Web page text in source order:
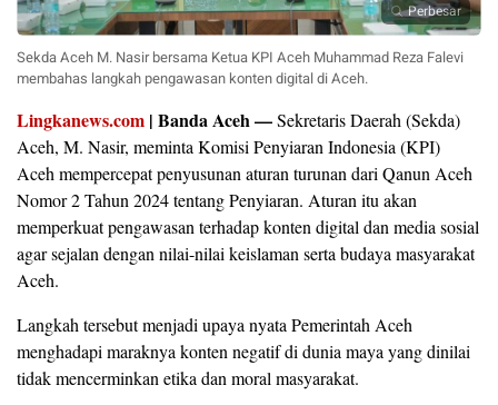
Perbesar
Sekda Aceh M. Nasir bersama Ketua KPI Aceh Muhammad Reza Falevi
membahas langkah pengawasan konten digital di Aceh.
Lingkanews.com | Banda Aceh —Sekretaris Daerah (Sekda)
Aceh, M. Nasir, meminta Komisi Penyiaran Indonesia (KPI)
Aceh mempercepat penyusunan aturan turunan dari Qanun Aceh
Nomor 2 Tahun 2024 tentang Penyiaran. Aturan itu akan
memperkuat pengawasan terhadap konten digital dan media sosial
agar sejalan dengan nilai-nilai keislaman serta budaya masyarakat
Aceh.
Langkah tersebut menjadi upaya nyata Pemerintah Aceh
menghadapi maraknya konten negatif di dunia maya yang dinilai
tidak mencerminkan etika dan moral masyarakat.